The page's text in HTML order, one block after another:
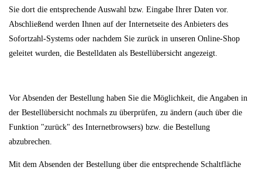
Sie dort die entsprechende Auswahl bzw. Eingabe Ihrer Daten vor.
Abschließend werden Ihnen auf der Internetseite des Anbieters des
Sofortzahl-Systems oder nachdem Sie zurück in unseren Online-Shop
geleitet wurden, die Bestelldaten als Bestellübersicht angezeigt.
Vor Absenden der Bestellung haben Sie die Möglichkeit, die Angaben in
der Bestellübersicht nochmals zu überprüfen, zu ändern (auch über die
Funktion "zurück" des Internetbrowsers) bzw. die Bestellung
abzubrechen.
Mit dem Absenden der Bestellung über die entsprechende Schaltfläche